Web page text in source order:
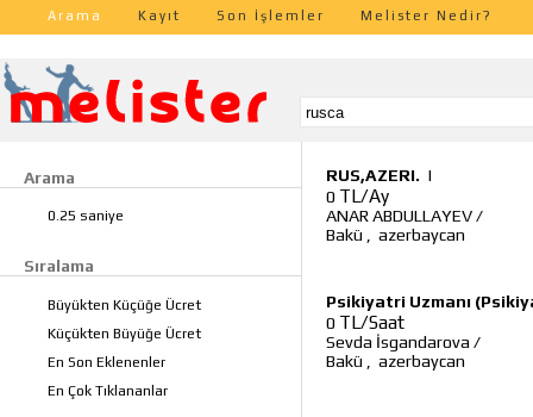
Arama Kayıt Son İşlemler Melister Nedir?
Arama
0.25 saniye
Sıralama
Büyükten Küçüğe Ücret
Küçükten Büyüğe Ücret
En Son Eklenenler
En Çok Tıklananlar
RUS,AZERI. |
0 TL/Ay
ANAR ABDULLAYEV/
Bakü
azerbaycan
Psikiyatri Uzmanı
0 TL/Saat
Sevda İsgandarova /
Bakü
azerbaycan